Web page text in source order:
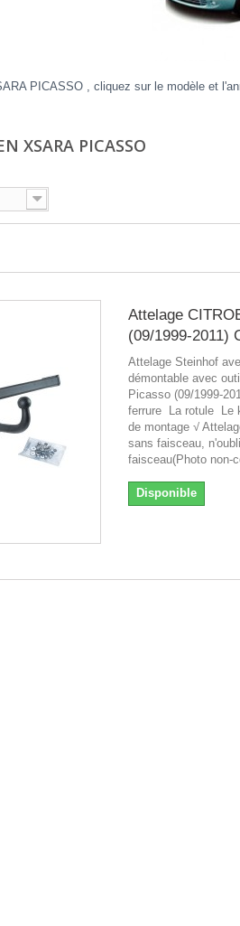
PICASSO , cliquez sur le modèle et
XSARA PICASSO
Attelage
(09/1999-2011)
Attelage Steinhof
démontable avec
Picasso (09/1999-
ferrure La rotule Le
de montage √
sans faisceau,
faisceau(Photo non-
Disponible